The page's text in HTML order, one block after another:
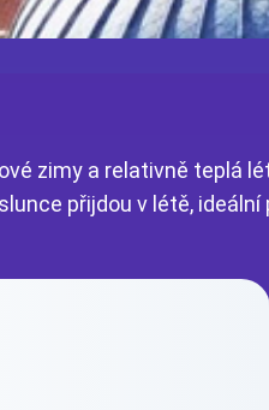
zimy a relativně teplá
přijdou v létě,